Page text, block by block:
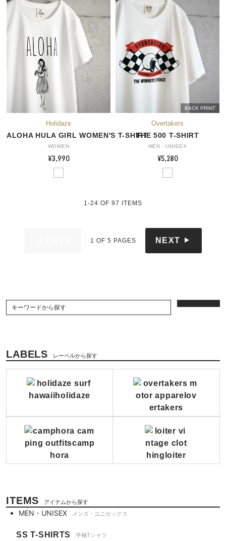
ALOHA HULA GIRL WOMEN'S T-SHIRT
WOMEN
¥3,990
BACK PRINT
THE 500 T-SHIRT
MEN・UNISEX
¥5,280
1-24 OF 97 ITEMS
1 OF 5 PAGES NEXT
LABELS レーベルから探す
ITEMS アイテムから探す
MEN・UNISEX メンズ・ユニセックス
SS T-SHIRTS 半袖Tシャツ